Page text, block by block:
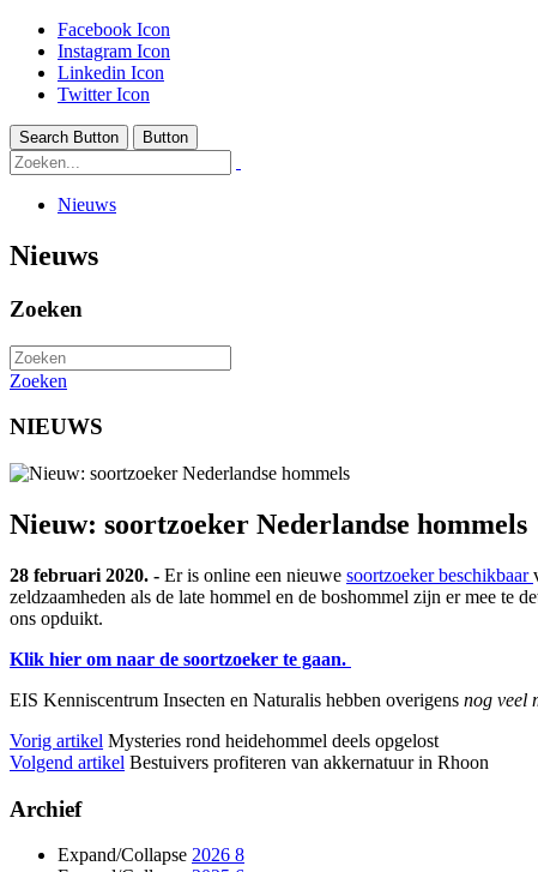
Facebook Icon
Instagram Icon
Linkedin Icon
Twitter Icon
Search Button Button
Nieuws
Nieuws
Zoeken
Zoeken
NIEUWS
Nieuw: soortzoeker Nederlandse hommels
28 februari 2020. - Er is online een nieuwe soortzoeker beschikbaar
zeldzaamheden als de late hommel en de boshommel zijn er mee te
ons opduikt.
Klik hier om naar de soortzoeker te gaan.
EIS Kenniscentrum Insecten en Naturalis hebben overigens nog veel
Vorig artikel Mysteries rond heidehommel deels opgelost
Volgend artikel Bestuivers profiteren van akkernatuur in Rhoon
Archief
Expand/Collapse 2026 8